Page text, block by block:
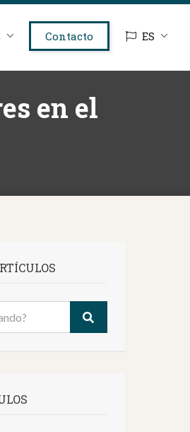
Contacto ES
en el